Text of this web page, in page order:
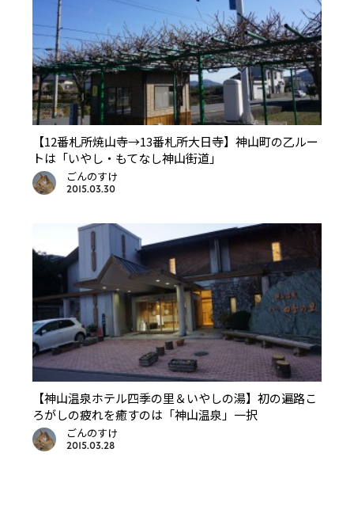
【12番札所焼山寺→13番札所大日寺】神山町の乙ルー
トは「いやし・もてなし神山街道」
ごんのすけ
2015.03.30
【神山温泉ホテル四季の里＆いやしの湯】初の遍路こ
ろがしの疲れを癒すのは「神山温泉」一択
ごんのすけ
2015.03.28